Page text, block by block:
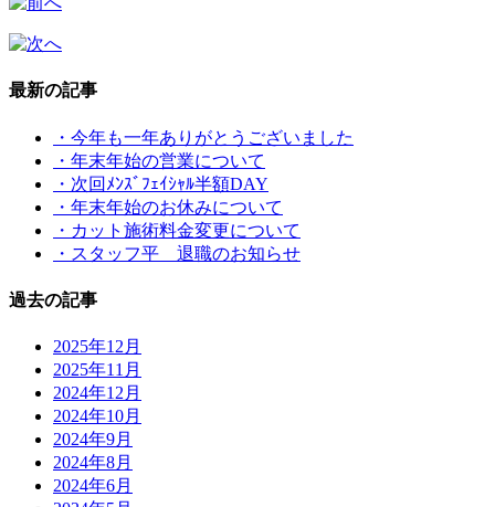
最新の記事
・今年も一年ありがとうございました
・年末年始の営業について
・次回ﾒﾝｽﾞﾌｪｲｼｬﾙ半額DAY
・年末年始のお休みについて
・カット施術料金変更について
・スタッフ平 退職のお知らせ
過去の記事
2025年12月
2025年11月
2024年12月
2024年10月
2024年9月
2024年8月
2024年6月